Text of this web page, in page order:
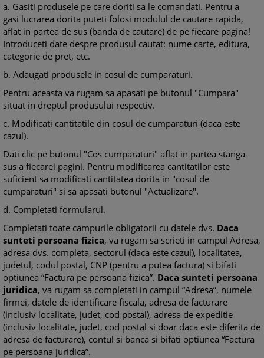
a. Gasiti produsele pe care doriti sa le comandati. Pentru a
gasi lucrarea dorita puteti folosi modulul de cautare rapida,
aflat in partea de sus (banda de cautare) de pe fiecare pagina!
Introduceti date despre produsul cautat: nume carte, editura,
categorie de pret, etc.
b. Adaugati produsele in cosul de cumparaturi.
Pentru aceasta va rugam sa apasati pe butonul "Cumpara"
situat in dreptul produsului respectiv.
c. Modificati cantitatile din cosul de cumparaturi (daca este
cazul).
Dati clic pe butonul "Cos cumparaturi" aflat in partea stanga-
sus a fiecarei pagini. Pentru modificarea cantitatilor este
suficient sa modificati cantitatea dorita in "cosul de
cumparaturi" si sa apasati butonul "Actualizare".
d. Completati formularul.
Completati toate campurile obligatorii cu datele dvs. Daca
sunteti persoana fizica, va rugam sa scrieti in campul Adresa,
adresa dvs. completa, sectorul (daca este cazul), localitatea,
judetul, codul postal, CNP (pentru a putea factura) si bifati
optiunea “Factura pe persoana fizica”. Daca sunteti persoana
juridica, va rugam sa completati in campul “Adresa”, numele
firmei, datele de identificare fiscala, adresa de facturare
(inclusiv localitate, judet, cod postal), adresa de expeditie
(inclusiv localitate, judet, cod postal si doar daca este diferita de
adresa de facturare), contul si banca si bifati optiunea “Factura
pe persoana juridica”.